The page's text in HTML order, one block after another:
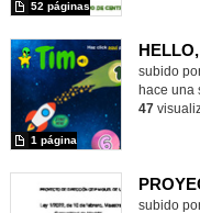
52 páginas
subido
1 página
hace una
47
subido